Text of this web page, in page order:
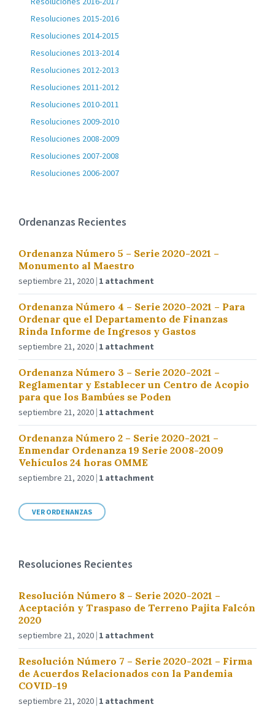
Resoluciones 2015-2016
Resoluciones 2014-2015
Resoluciones 2013-2014
Resoluciones 2012-2013
Resoluciones 2011-2012
Resoluciones 2010-2011
Resoluciones 2009-2010
Resoluciones 2008-2009
Resoluciones 2007-2008
Resoluciones 2006-2007
Ordenanzas Recientes
Ordenanza Número 5 – Serie 2020-2021 –
Monumento al Maestro
septiembre 21, 2020 1 attachment
Ordenanza Número 4 – Serie 2020-2021 – Para
Ordenar que el Departamento de Finanzas
Rinda Informe de Ingresos y Gastos
septiembre 21, 2020 1 attachment
Ordenanza Número 3 – Serie 2020-2021 –
Reglamentar y Establecer un Centro de Acopio
para que los Bambúes se Poden
septiembre 21, 2020 1 attachment
Ordenanza Número 2 – Serie 2020-2021 –
Enmendar Ordenanza 19 Serie 2008-2009
Vehículos 24 horas OMME
septiembre 21, 2020 1 attachment
VER ORDENANZAS
Resoluciones Recientes
Resolución Número 8 – Serie 2020-2021 –
Aceptación y Traspaso de Terreno Pajita Falcón
2020
septiembre 21, 2020 1 attachment
Resolución Número 7 – Serie 2020-2021 – Firma
de Acuerdos Relacionados con la Pandemia
COVID-19
septiembre 21, 2020 1 attachment